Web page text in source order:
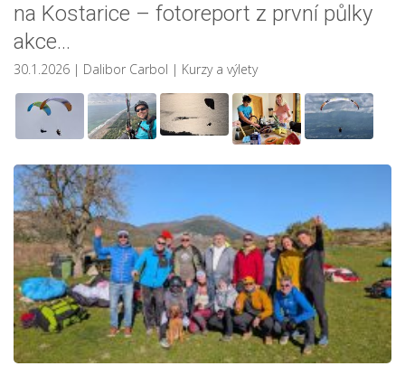
na Kostarice – fotoreport z první půlky
akce…
30.1.2026 | Dalibor Carbol | Kurzy a výlety